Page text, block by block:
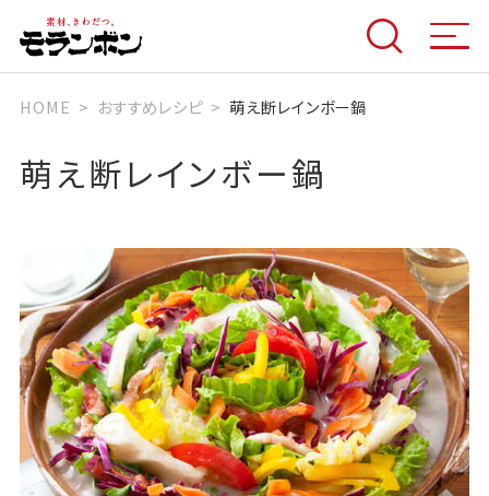
HOME おすすめレシピ 萌え断レインボー鍋
萌え断レインボー鍋